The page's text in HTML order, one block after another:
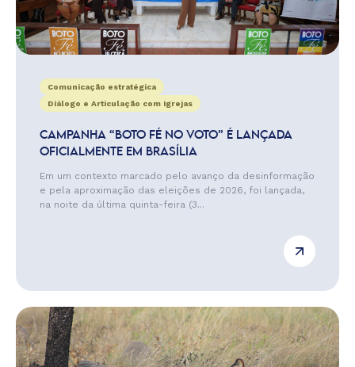
Comunicação estratégica
Diálogo e Articulação com Igrejas
CAMPANHA “BOTO FÉ NO VOTO” É LANÇADA
OFICIALMENTE EM BRASÍLIA
Em um contexto marcado pelo avanço da desinformação
e pela aproximação das eleições de 2026, foi lançada,
na noite da última quinta-feira (3...